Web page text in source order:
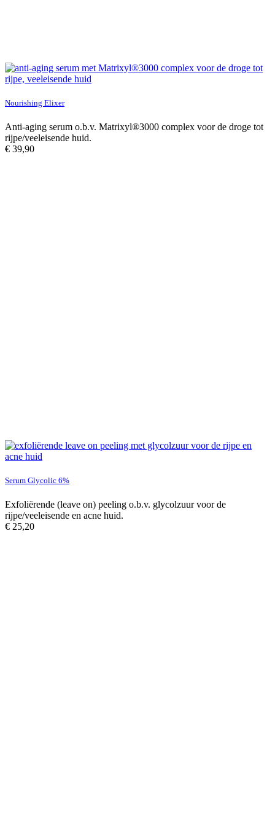
Nourishing Elixer
Anti-aging serum o.b.v. Matrixyl®3000 complex voor de droge tot
rijpe/veeleisende huid.
€ 39,90
Serum Glycolic 6%
Exfoliërende (leave on) peeling o.b.v. glycolzuur voor de
rijpe/veeleisende en acne huid.
€ 25,20